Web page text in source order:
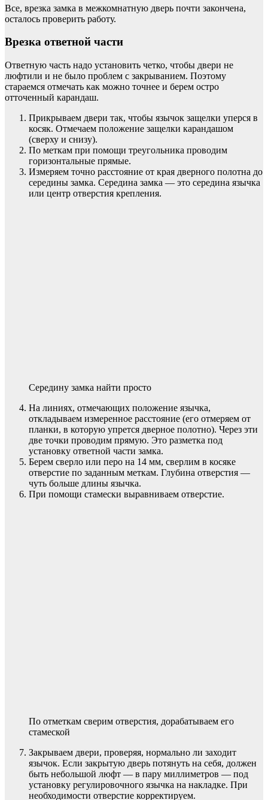
Все, врезка замка в межкомнатную дверь почти закончена,
осталось проверить работу.
Врезка ответной части
Ответную часть надо установить четко, чтобы двери не
люфтили и не было проблем с закрыванием. Поэтому
стараемся отмечать как можно точнее и берем остро
отточенный карандаш.
Прикрываем двери так, чтобы язычок защелки уперся в
косяк. Отмечаем положение защелки карандашом
(сверху и снизу).
По меткам при помощи треугольника проводим
горизонтальные прямые.
Измеряем точно расстояние от края дверного полотна до
середины замка. Середина замка — это середина язычка
или центр отверстия крепления.
Середину замка найти просто
На линиях, отмечающих положение язычка,
откладываем измеренное расстояние (его отмеряем от
планки, в которую упрется дверное полотно). Через эти
две точки проводим прямую. Это разметка под
установку ответной части замка.
Берем сверло или перо на 14 мм, сверлим в косяке
отверстие по заданным меткам. Глубина отверстия —
чуть больше длины язычка.
При помощи стамески выравниваем отверстие.
По отметкам сверим отверстия, дорабатываем его
стамеской
Закрываем двери, проверяя, нормально ли заходит
язычок. Если закрытую дверь потянуть на себя, должен
быть небольшой люфт — в пару миллиметров — под
установку регулировочного язычка на накладке. При
необходимости отверстие корректируем.